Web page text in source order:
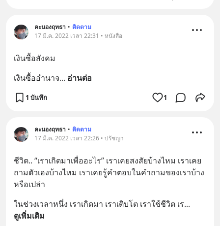
คะนองฤทธา • ติดตาม
17 มี.ค. 2022 เวลา 22:31 • หนังสือ
เงินซื้อสังคม
เงินซื้ออำนาจ... อ่านต่อ
1 บันทึก 1
คะนองฤทธา • ติดตาม
17 มี.ค. 2022 เวลา 22:26 • ปรัชญา
ชีวิต.. “เราเกิดมาเพื่ออะไร” เราเคยสงสัยบ้างไหม เราเคย
ถามตัวเองบ้างไหม เราเคยรู้คำตอบในคำถามของเราบ้าง
หรือเปล่า
ในช่วงเวลาหนึ่ง เราเกิดมา เราเติบโต เราใช้ชีวิต เร...
ดูเพิ่มเติม